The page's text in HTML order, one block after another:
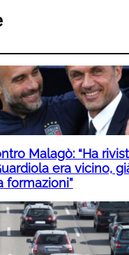
Malagò: “Ha
era vicino,
formazioni”